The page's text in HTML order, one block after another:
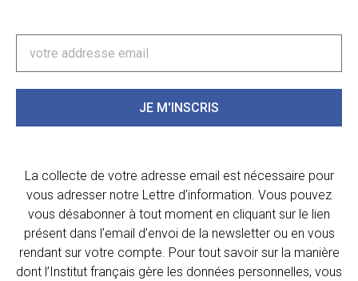
JE M'INSCRIS
La collecte de votre adresse email est nécessaire pour
vous adresser notre Lettre d’information. Vous pouvez
vous désabonner à tout moment en cliquant sur le lien
présent dans l’email d’envoi de la newsletter ou en vous
rendant sur votre compte. Pour tout savoir sur la manière
dont l’Institut français gère les données personnelles, vous